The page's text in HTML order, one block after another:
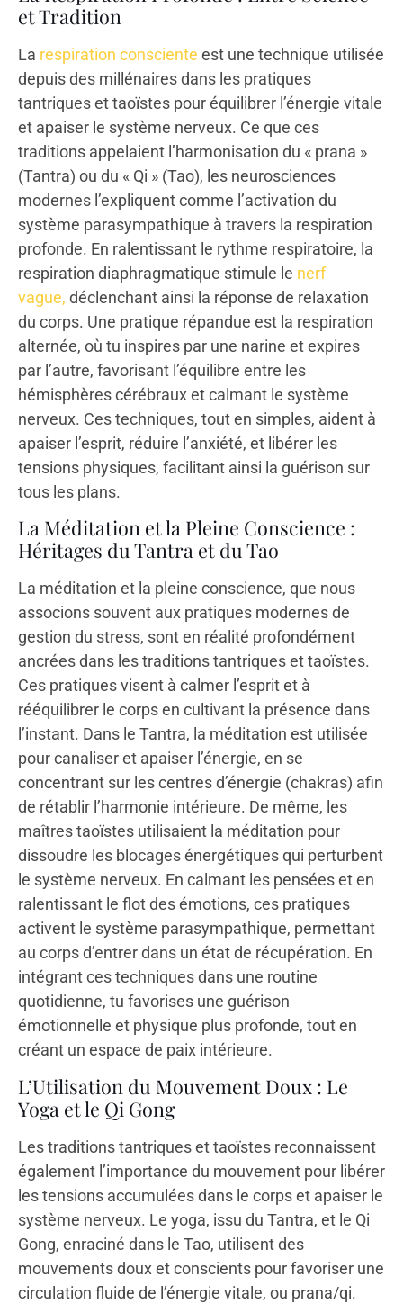
et Tradition
La respiration consciente est une technique utilisée
depuis des millénaires dans les pratiques
tantriques et taoïstes pour équilibrer l’énergie vitale
et apaiser le système nerveux. Ce que ces
traditions appelaient l’harmonisation du « prana »
(Tantra) ou du « Qi » (Tao), les neurosciences
modernes l’expliquent comme l’activation du
système parasympathique à travers la respiration
profonde. En ralentissant le rythme respiratoire, la
respiration diaphragmatique stimule le nerf
vague, déclenchant ainsi la réponse de relaxation
du corps. Une pratique répandue est la respiration
alternée, où tu inspires par une narine et expires
par l’autre, favorisant l’équilibre entre les
hémisphères cérébraux et calmant le système
nerveux. Ces techniques, tout en simples, aident à
apaiser l’esprit, réduire l’anxiété, et libérer les
tensions physiques, facilitant ainsi la guérison sur
tous les plans.
La Méditation et la Pleine Conscience :
Héritages du Tantra et du Tao
La méditation et la pleine conscience, que nous
associons souvent aux pratiques modernes de
gestion du stress, sont en réalité profondément
ancrées dans les traditions tantriques et taoïstes.
Ces pratiques visent à calmer l’esprit et à
rééquilibrer le corps en cultivant la présence dans
l’instant. Dans le Tantra, la méditation est utilisée
pour canaliser et apaiser l’énergie, en se
concentrant sur les centres d’énergie (chakras) afin
de rétablir l’harmonie intérieure. De même, les
maîtres taoïstes utilisaient la méditation pour
dissoudre les blocages énergétiques qui perturbent
le système nerveux. En calmant les pensées et en
ralentissant le flot des émotions, ces pratiques
activent le système parasympathique, permettant
au corps d’entrer dans un état de récupération. En
intégrant ces techniques dans une routine
quotidienne, tu favorises une guérison
émotionnelle et physique plus profonde, tout en
créant un espace de paix intérieure.
L’Utilisation du Mouvement Doux : Le
Yoga et le Qi Gong
Les traditions tantriques et taoïstes reconnaissent
également l’importance du mouvement pour libérer
les tensions accumulées dans le corps et apaiser le
système nerveux. Le yoga, issu du Tantra, et le Qi
Gong, enraciné dans le Tao, utilisent des
mouvements doux et conscients pour favoriser une
circulation fluide de l’énergie vitale, ou prana/qi.